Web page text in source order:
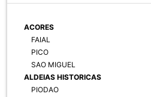
ACORES
FAIAL
PICO
SAO MIGUEL
ALDEIAS HISTORICAS
PIODAO